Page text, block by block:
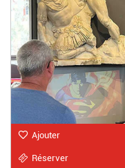
Ajouter
Réserver